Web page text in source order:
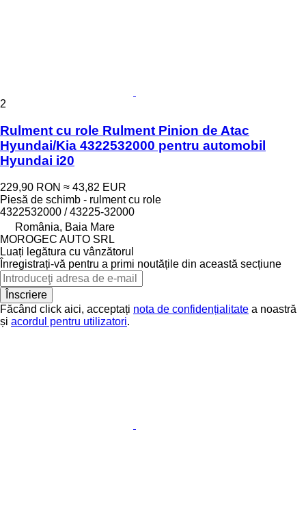
2
Rulment cu role Rulment Pinion de Atac
Hyundai/Kia 4322532000 pentru automobil
Hyundai i20
229,90 RON ≈ 43,82 EUR
Piesă de schimb - rulment cu role
4322532000 / 43225-32000
România, Baia Mare
MOROGEC AUTO SRL
Luați legătura cu vânzătorul
Înregistrați-vă pentru a primi noutățile din această secțiune
Înscriere
Făcând click aici, acceptați nota de confidențialitate a noastră
și acordul pentru utilizatori.